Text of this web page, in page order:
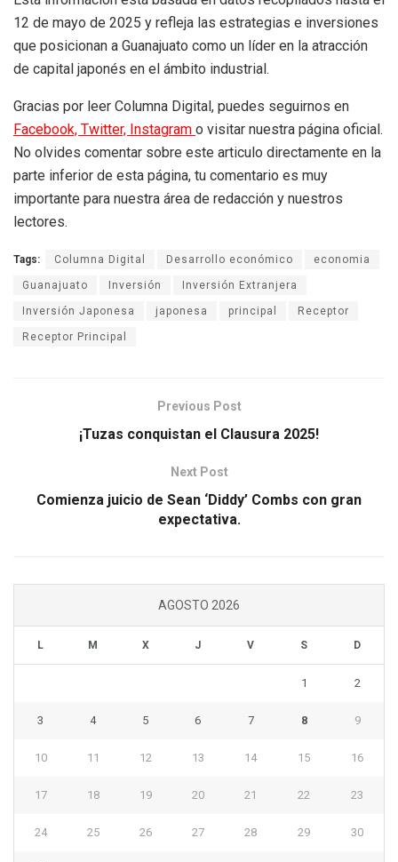
12 de mayo de 2025 y refleja las estrategias e inversiones
que posicionan a Guanajuato como un líder en la atracción
de capital japonés en el ámbito industrial.
Gracias por leer Columna Digital, puedes seguirnos en
Facebook, Twitter, Instagram o visitar nuestra página oficial.
No olvides comentar sobre este articulo directamente en la
parte inferior de esta página, tu comentario es muy
importante para nuestra área de redacción y nuestros
lectores.
Tags: Columna Digital Desarrollo económico economia
Guanajuato Inversión Inversión Extranjera
Inversión Japonesa japonesa principal Receptor
Receptor Principal
Previous Post
¡Tuzas conquistan el Clausura 2025!
Next Post
Comienza juicio de Sean ‘Diddy’ Combs con gran
expectativa.
AGOSTO 2026
L M X J V S D
1 2
3 4 5 6 7 8 9
10 11 12 13 14 15 16
17 18 19 20 21 22 23
24 25 26 27 28 29 30